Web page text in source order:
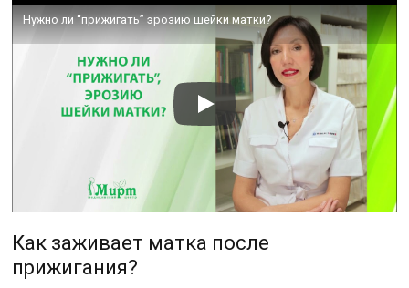
Нужно ли “прижигать” эрозию шейки матки?
Как заживает матка после
прижигания?